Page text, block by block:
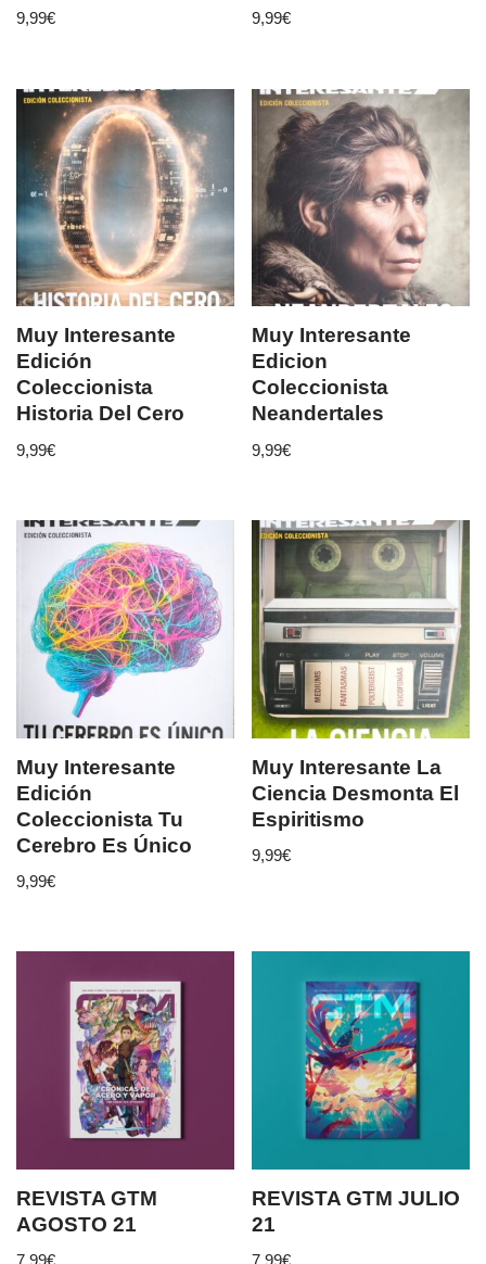
9,99€ 9,99€
Muy Interesante
Edición
Coleccionista
Historia Del Cero
9,99€
Muy Interesante
Edicion
Coleccionista
Neandertales
9,99€
Muy Interesante
Edición
Coleccionista Tu
Cerebro Es Único
9,99€
Muy Interesante La
Ciencia Desmonta El
Espiritismo
9,99€
REVISTA GTM
AGOSTO 21
REVISTA GTM JULIO
21